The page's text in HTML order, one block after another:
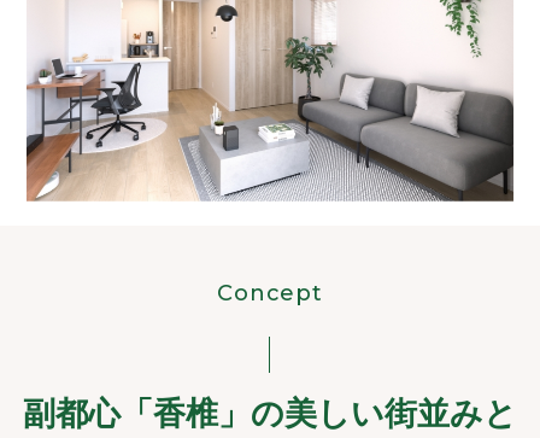
Concept
副都心「香椎」の美しい街並みと